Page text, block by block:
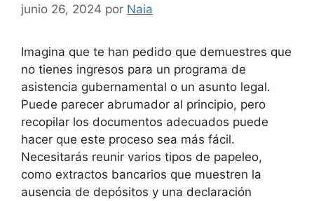
junio 26, 2024 por Naia
Imagina que te han pedido que demuestres que
no tienes ingresos para un programa de
asistencia gubernamental o un asunto legal.
Puede parecer abrumador al principio, pero
recopilar los documentos adecuados puede
hacer que este proceso sea más fácil.
Necesitarás reunir varios tipos de papeleo,
como extractos bancarios que muestren la
ausencia de depósitos y una declaración